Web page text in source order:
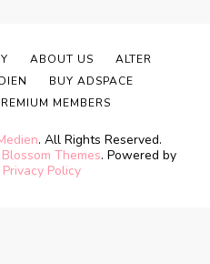
. All Rights Reserved.
Blossom Themes. Powered by
Privacy Policy
ABOUT US
ALTER
BUY ADSPACE
MEMBERS